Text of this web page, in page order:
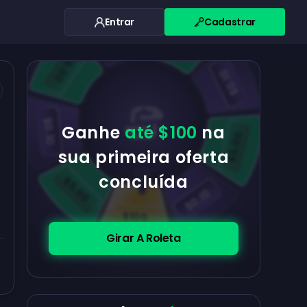
Entrar Cadastrar
Ganhe até $100 na
sua primeira oferta
concluída
Girar A Roleta
$100
$5.00
$5.00
$0.10 $5.00
$5.00